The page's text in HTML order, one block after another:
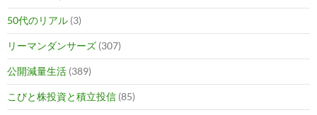
50代のリアル (3)
リーマンダンサーズ (307)
公開減量生活 (389)
こびと株投資と積立投信 (85)